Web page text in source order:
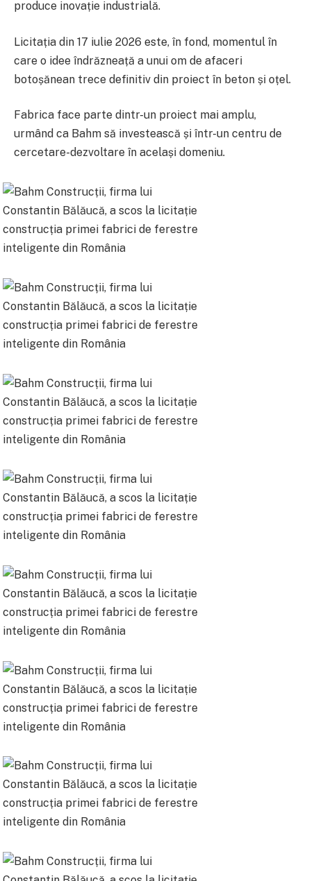
produce inovație industrială.
Licitația din 17 iulie 2026 este, în fond, momentul în
care o idee îndrăzneață a unui om de afaceri
botoșănean trece definitiv din proiect în beton și oțel.
Fabrica face parte dintr-un proiect mai amplu,
urmând ca Bahm să investească și într-un centru de
cercetare-dezvoltare în același domeniu.